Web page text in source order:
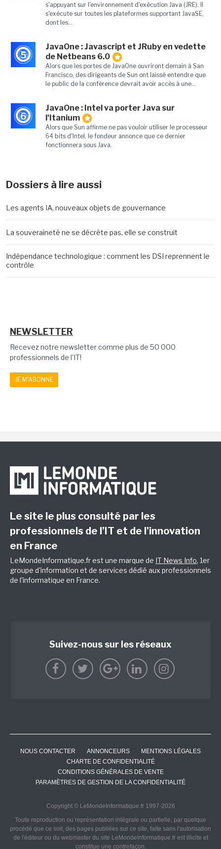
s'appuyant sur l'environnement d'exécution Java (JRE). Il
s'exécute sur toutes les plateformes supportant JavaSE,
dont les...
5
JavaOne : Javascript et JRuby en vedette
de Netbeans 6.0
Alors que les portes de JavaOne ouvriront demain à San
Francisco, des dirigeants de Sun ont laissé entendre que
le public de la conférence devrait avoir accès à une...
6
JavaOne : Intel va porter Java sur
l'Itanium
Alors que Sun affirme ne pas vouloir utiliser le processeur
64 bits d'Intel, le fondeur annonce que ce dernier
fonctionnera sous Java.
Dossiers à lire aussi
Les agents IA, nouveaux objets de gouvernance
La souveraineté ne se décrète pas, elle se construit
Indépendance technologique : comment les DSI reprennent le
contrôle
NEWSLETTER
Recevez notre newsletter comme plus de 50 000
professionnels de l'IT!
JE M'ABONNE
Le site le plus consulté par les
professionnels de l’IT et de l’innovation
en France
LeMondeInformatique.fr est une marque de IT News Info, 1er
groupe d'information et de services dédié aux professionnels
de l'informatique en France.
Suivez-nous sur les réseaux
NOUS CONTACTER ANNONCEURS
MENTIONS LÉGALES
CHARTE DE CONFIDENTIALITÉ
CONDITIONS GÉNÉRALES DE VENTE
PARAMÈTRES DE GESTION DE LA CONFIDENTIALITÉ
Copyright © LeMondeInformatique.fr 1997-2026
Toute reproduction ou représentation intégrale ou partielle, par quelque
procédé que ce soit, des pages publiées sur ce site, faite sans l'autorisation
de l'éditeur ou du webmaster du site LeMondeInformatique.fr est illicite et
constitue une contrefaçon.